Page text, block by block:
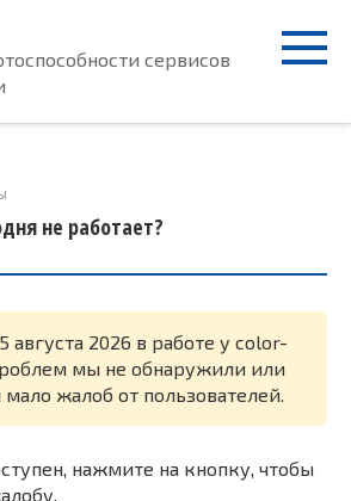
сервисов
не работает?
августа 2026 в работе у color-
мы не обнаружили или
мало жалоб от пользователей.
нажмите на кнопку, чтобы